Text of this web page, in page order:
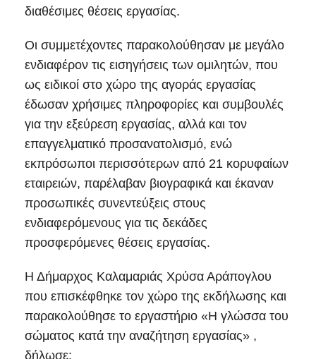
διαθέσιμες θέσεις εργασίας.
Οι συμμετέχοντες παρακολούθησαν με μεγάλο
ενδιαφέρον τις εισηγήσεις των ομιλητών, που
ως ειδικοί στο χώρο της αγοράς εργασίας
έδωσαν χρήσιμες πληροφορίες και συμβουλές
για την εξεύρεση εργασίας, αλλά και τον
επαγγελματικό προσανατολισμό, ενώ
εκπρόσωποι περισσότερων από 21 κορυφαίων
εταιρειών, παρέλαβαν βιογραφικά και έκαναν
προσωπικές συνεντεύξεις στους
ενδιαφερόμενους για τις δεκάδες
προσφερόμενες θέσεις εργασίας.
Η Δήμαρχος Καλαμαριάς Χρύσα Αράπογλου
που επισκέφθηκε τον χώρο της εκδήλωσης και
παρακολούθησε το εργαστήριο «Η γλώσσα του
σώματος κατά την αναζήτηση εργασίας» ,
δήλωσε: